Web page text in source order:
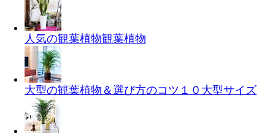
人気の観葉植物観葉植物
大型の観葉植物＆選び方のコツ１０ 大型サイズ